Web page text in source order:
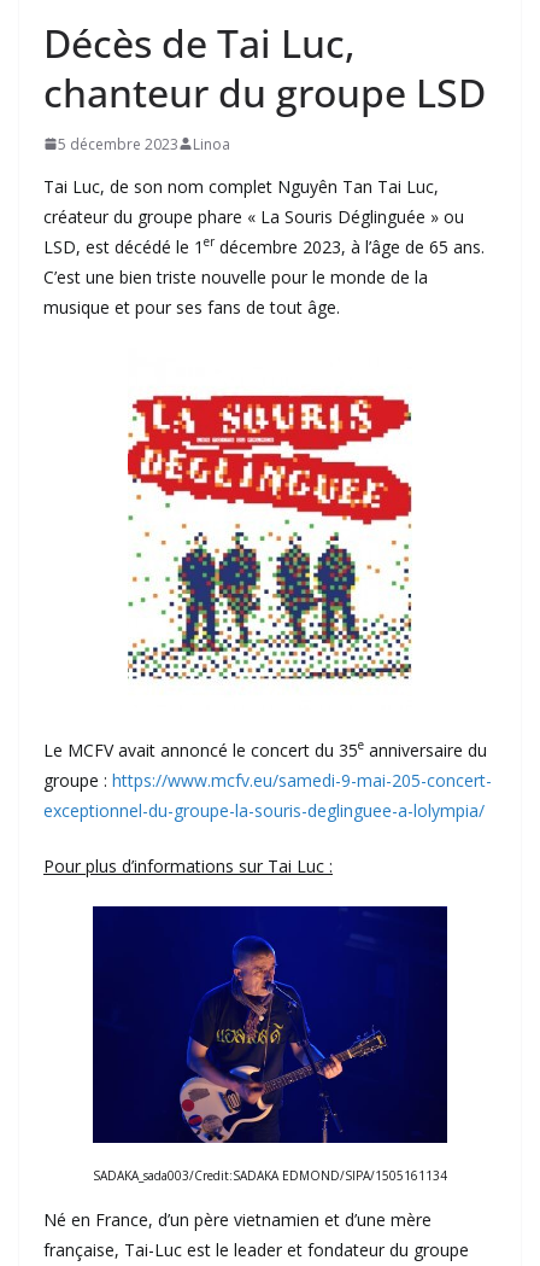
Décès de Tai Luc,
chanteur du groupe LSD
5 décembre 2023 Linoa
Tai Luc, de son nom complet Nguyên Tan Tai Luc,
créateur du groupe phare « La Souris Déglinguée » ou
LSD, est décédé le 1 erdécembre 2023, à l’âge de 65 ans.
C’est une bien triste nouvelle pour le monde de la
musique et pour ses fans de tout âge.
Le MCFV avait annoncé le concert du 35e anniversaire du
groupe : https://www.mcfv.eu/samedi-9-mai-205-concert-
exceptionnel-du-groupe-la-souris-deglinguee-a-lolympia/
Pour plus d’informations sur Tai Luc :
SADAKA_sada003/Credit:SADAKA EDMOND/SIPA/1505161134
Né en France, d’un père vietnamien et d’une mère
française, Tai-Luc est le leader et fondateur du groupe